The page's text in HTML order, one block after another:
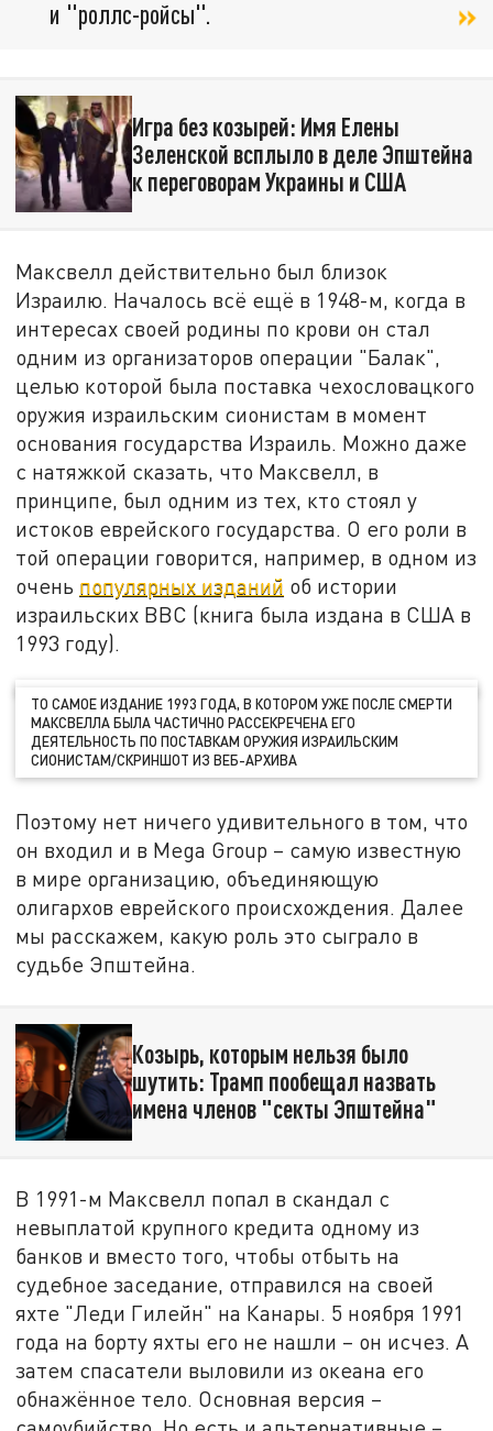
и "роллс-ройсы".
Игра без козырей: Имя Елены
Зеленской всплыло в деле Эпштейна
к переговорам Украины и США
Максвелл действительно был близок
Израилю. Началось всё ещё в 1948-м, когда в
интересах своей родины по крови он стал
одним из организаторов операции "Балак",
целью которой была поставка чехословацкого
оружия израильским сионистам в момент
основания государства Израиль. Можно даже
с натяжкой сказать, что Максвелл, в
принципе, был одним из тех, кто стоял у
истоков еврейского государства. О его роли в
той операции говорится, например, в одном из
очень популярных изданий об истории
израильских ВВС (книга была издана в США в
1993 году).
ТО САМОЕ ИЗДАНИЕ 1993 ГОДА, В КОТОРОМ УЖЕ ПОСЛЕ СМЕРТИ
МАКСВЕЛЛА БЫЛА ЧАСТИЧНО РАССЕКРЕЧЕНА ЕГО
ДЕЯТЕЛЬНОСТЬ ПО ПОСТАВКАМ ОРУЖИЯ ИЗРАИЛЬСКИМ
СИОНИСТАМ/СКРИНШОТ ИЗ ВЕБ-АРХИВА
Поэтому нет ничего удивительного в том, что
он входил и в Mega Group – самую известную
в мире организацию, объединяющую
олигархов еврейского происхождения. Далее
мы расскажем, какую роль это сыграло в
судьбе Эпштейна.
Козырь, которым нельзя было
шутить: Трамп пообещал назвать
имена членов "секты Эпштейна"
В 1991-м Максвелл попал в скандал с
невыплатой крупного кредита одному из
банков и вместо того, чтобы отбыть на
судебное заседание, отправился на своей
яхте "Леди Гилейн" на Канары. 5 ноября 1991
года на борту яхты его не нашли – он исчез. А
затем спасатели выловили из океана его
обнажённое тело. Основная версия –